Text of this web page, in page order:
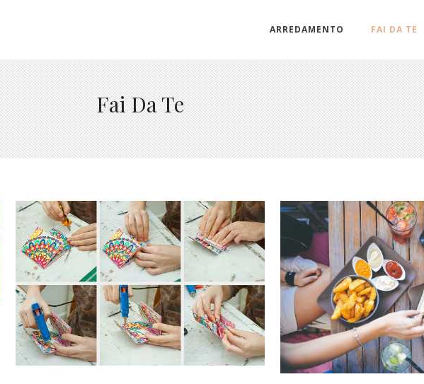
ARREDAMENTO FAI DA TE
Fai Da Te